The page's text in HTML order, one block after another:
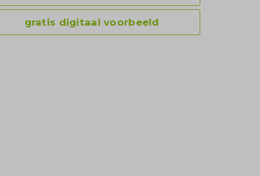
gratis digitaal voorbeeld